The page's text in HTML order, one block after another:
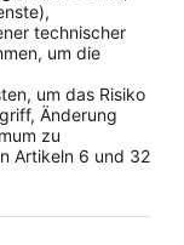
technischer
um die
um das Risiko
Änderung
zu
Artikeln 6 und 32